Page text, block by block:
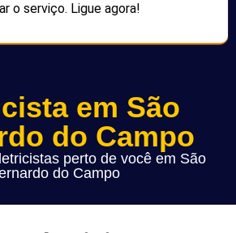
o serviço. Ligue agora!
em São
do Campo
perto de você em São
do Campo